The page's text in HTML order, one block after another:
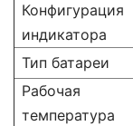
Конфигурация
индикатора
Тип батареи
Рабочая
температура